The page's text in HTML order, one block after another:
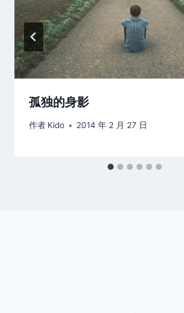
孤独的身影
作者 Kido 2014 年 2 月 27 日